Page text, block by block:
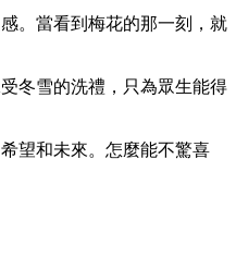
。當看到梅花的那一刻，就
冬雪的洗禮，只為眾生能得
望和未來。怎麼能不驚喜